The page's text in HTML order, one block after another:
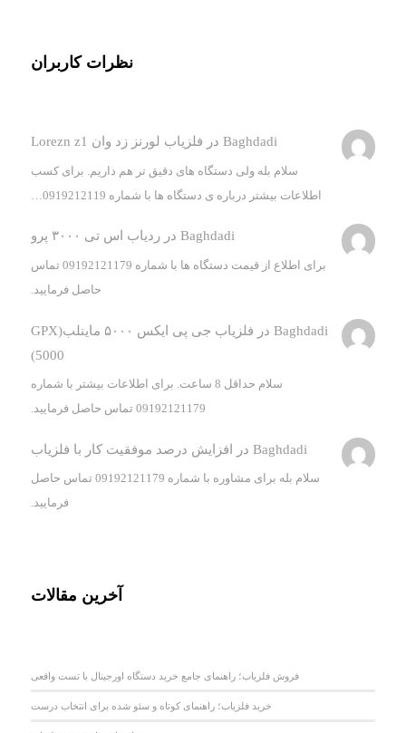
نظرات کاربران
Baghdadi در فلزیاب لورنز زد وان Lorezn z1
سلام بله ولی دستگاه های دقیق تر هم داریم. برای کسب
اطلاعات بیشتر درباره ی دستگاه ها با شماره 0919212119…
Baghdadi درردیاب اس تی ۳۰۰۰ پرو
برای اطلاع از قیمت دستگاه ها با شماره 09192121179 تماس
حاصل فرمایید.
Baghdadi در
فلزیاب جی پی ایکس ۵۰۰۰ ماینلب(GPX
5000)
سلام حداقل 8 ساعت. برای اطلاعات بیشتر با شماره
09192121179 تماس حاصل فرمایید.
Baghdadi در افزایش درصد موفقیت کار با فلزیاب
سلام بله برای مشاوره با شماره 09192121179 تماس حاصل
فرمایید.
آخرین مقالات
فروش فلزیاب؛ راهنمای جامع خرید دستگاه اورجینال با تست واقعی
خرید فلزیاب؛ راهنمای کوتاه و سئو شده برای انتخاب درست